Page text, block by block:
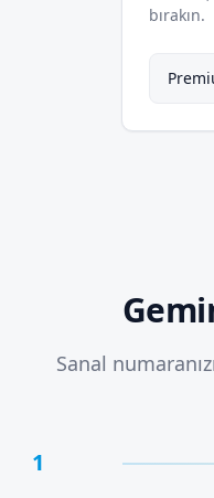
bırakın.
Sanal
1